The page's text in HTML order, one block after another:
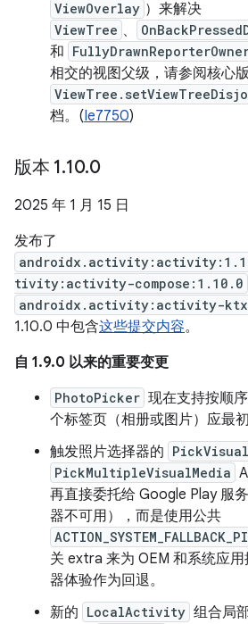
ViewOverlay ）来解决
ViewTree 、
和
相交的视图父级，请参阅核心
档。(Ie7750)
版本 1.10.0
2025 年 1 月 15 日
发布了
tivity:activity-compose:1.10.0
androidx.activity:activity-
1.10.0 中包含这些提交内容。
自 1.9.0 以来的重要变更
PhotoPicker 现在支持按顺
个标签页（相册或图片）应最初
触发照片选择器的
PickMultipleVisualMedia
再直接委托给 Google Play 服
器不可用），而是使用公共
关 extra 来为 OEM 和系统应
器体验作为回退。
新的 LocalActivity 组合局